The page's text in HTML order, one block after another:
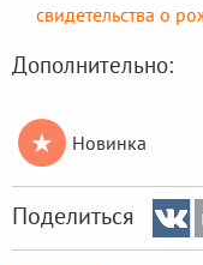
свидетельства о
Дополнительно:
★ Новинка
Поделиться